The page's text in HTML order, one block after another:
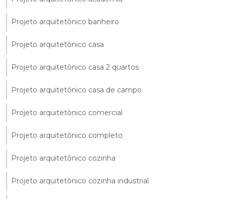
Projeto arquitetônico banheiro
Projeto arquitetônico casa
Projeto arquitetônico casa 2 quartos
Projeto arquitetônico casa de campo
Projeto arquitetônico comercial
Projeto arquitetônico completo
Projeto arquitetônico cozinha
Projeto arquitetônico cozinha industrial